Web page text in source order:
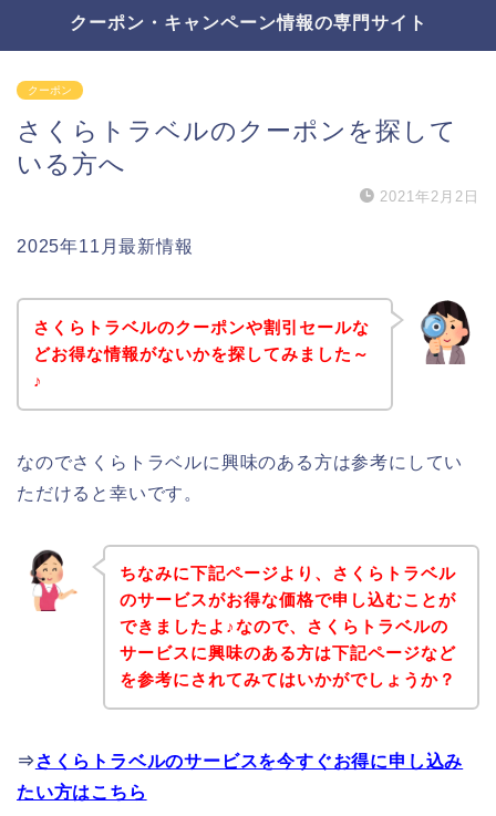
クーポン・キャンペーン情報の専門サイト
クーポン
さくらトラベルのクーポンを探して
いる方へ
2021年2月2日
2025年11月最新情報
さくらトラベルのクーポンや割引セールな
どお得な情報がないかを探してみました～
♪
なのでさくらトラベルに興味のある方は参考にしてい
ただけると幸いです。
ちなみに下記ページより、さくらトラベル
のサービスがお得な価格で申し込むことが
できましたよ♪なので、さくらトラベルの
サービスに興味のある方は下記ページなど
を参考にされてみてはいかがでしょうか？
⇒ さくらトラベルのサービスを今すぐお得に申し込み
たい方はこちら